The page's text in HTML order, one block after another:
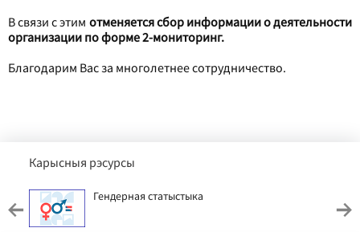
В связи с этим отменяется сбор информации о деятельности
организации по форме 2-мониторинг.
Благодарим Вас за многолетнее сотрудничество.
Карысныя рэсурсы
Гендерная статыстыка